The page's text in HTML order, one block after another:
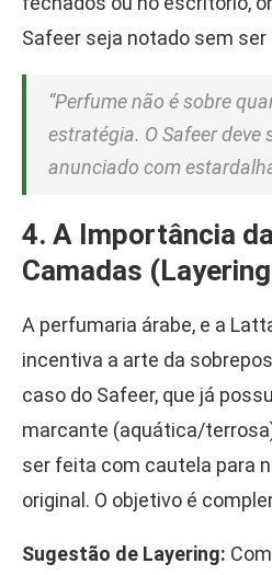
Safeer seja notado sem ser
“Perfume não é sobre
estratégia. O Safeer deve
anunciado com
4. A Importância
Camadas
A perfumaria árabe, e a
incentiva a arte da
caso do Safeer, que já
marcante (aquática/
ser feita com cautela para
original. O objetivo é
Sugestão de Layering: